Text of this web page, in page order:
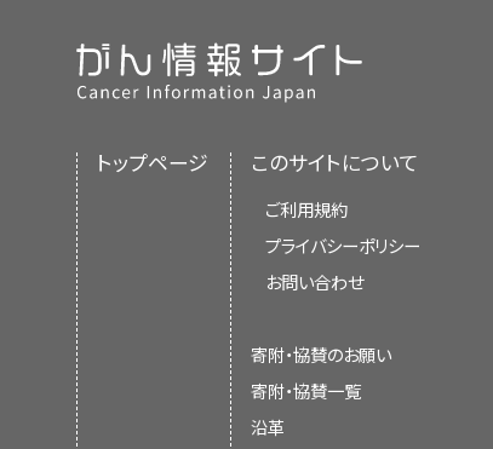
トップページ このサイトについて
ご利用規約
プライバシーポリシー
お問い合わせ
寄附・協賛のお願い
寄附・協賛一覧
沿革